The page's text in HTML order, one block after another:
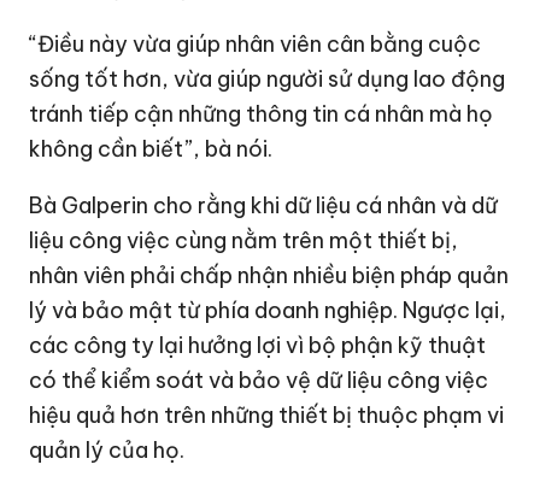
“Điều này vừa giúp nhân viên cân bằng cuộc
sống tốt hơn, vừa giúp người sử dụng lao động
tránh tiếp cận những thông tin cá nhân mà họ
không cần biết”, bà nói.
Bà Galperin cho rằng khi dữ liệu cá nhân và dữ
liệu công việc cùng nằm trên một thiết bị,
nhân viên phải chấp nhận nhiều biện pháp quản
lý và bảo mật từ phía doanh nghiệp. Ngược lại,
các công ty lại hưởng lợi vì bộ phận kỹ thuật
có thể kiểm soát và bảo vệ dữ liệu công việc
hiệu quả hơn trên những thiết bị thuộc phạm vi
quản lý của họ.